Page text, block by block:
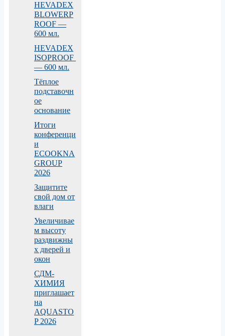
HEVADEX
BLOWERP
ROOF —
600 мл.
HEVADEX
ISOPROOF
— 600 мл.
Тёплое
подставочн
ое
основание
Итоги
конференци
и
ECOOKNA
GROUP
2026
Защитите
свой дом от
влаги
Увеличивае
м высоту
раздвижны
х дверей и
окон
СДМ-
ХИМИЯ
приглашает
на
AQUASTO
P 2026